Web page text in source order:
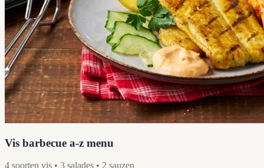
Vis barbecue a-z menu
4 soorten vis • 3 salades • 2 sauzen